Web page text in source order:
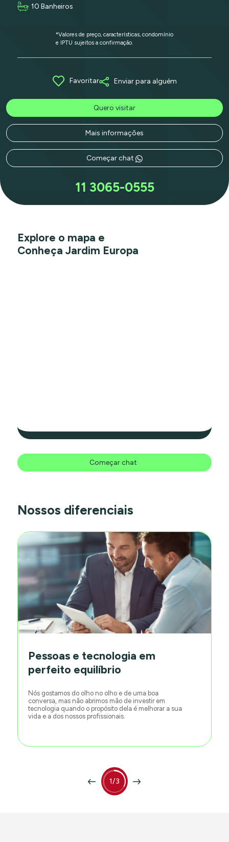
10 Banheiros
*Valores de preço, características, condomínio
e IPTU sujeitos a confirmação.
Favoritar Enviar para alguém
Quero visitar
Mais informações
Começar chat
11 3065-0555
Explore o mapa e
Conheça Jardim Europa
Começar chat
Nossos diferenciais
Pessoas e tecnologia em
perfeito equilíbrio
Nós gostamos do olho no olho e de uma boa
conversa, mas não abrimos mão de investir em
tecnologia quando o propósito dela é melhorar a sua
vida e a dos nossos profissionais.
1/3